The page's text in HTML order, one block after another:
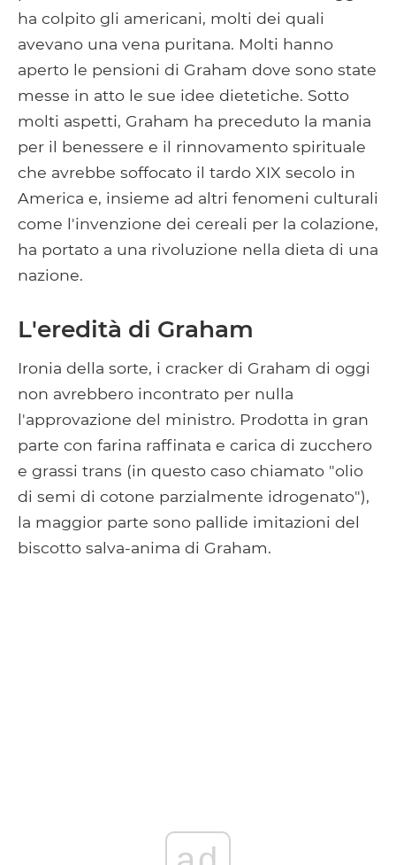
ha colpito gli americani, molti dei quali
avevano una vena puritana. Molti hanno
aperto le pensioni di Graham dove sono state
messe in atto le sue idee dietetiche. Sotto
molti aspetti, Graham ha preceduto la mania
per il benessere e il rinnovamento spirituale
che avrebbe soffocato il tardo XIX secolo in
America e, insieme ad altri fenomeni culturali
come l'invenzione dei cereali per la colazione,
ha portato a una rivoluzione nella dieta di una
nazione.
L'eredità di Graham
Ironia della sorte, i cracker di Graham di oggi
non avrebbero incontrato per nulla
l'approvazione del ministro. Prodotta in gran
parte con farina raffinata e carica di zucchero
e grassi trans (in questo caso chiamato "olio
di semi di cotone parzialmente idrogenato"),
la maggior parte sono pallide imitazioni del
biscotto salva-anima di Graham.